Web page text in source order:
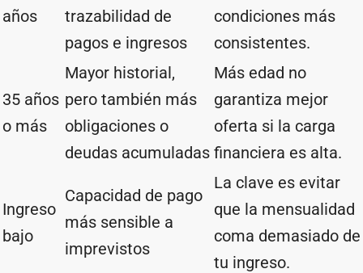
años
trazabilidad de
pagos e ingresos
condiciones más
consistentes.
35 años
o más
Mayor historial,
pero también más
obligaciones o
deudas acumuladas
Más edad no
garantiza mejor
oferta si la carga
financiera es alta.
Ingreso
bajo
Capacidad de pago
más sensible a
imprevistos
La clave es evitar
que la mensualidad
coma demasiado de
tu ingreso.